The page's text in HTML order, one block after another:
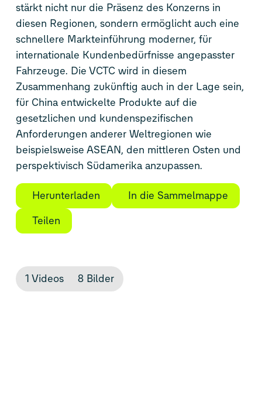
stärkt nicht nur die Präsenz des Konzerns in
diesen Regionen, sondern ermöglicht auch eine
schnellere Markteinführung moderner, für
internationale Kundenbedürfnisse angepasster
Fahrzeuge. Die VCTC wird in diesem
Zusammenhang zukünftig auch in der Lage sein,
für China entwickelte Produkte auf die
gesetzlichen und kundenspezifischen
Anforderungen anderer Weltregionen wie
beispielsweise ASEAN, den mittleren Osten und
perspektivisch Südamerika anzupassen.
Herunterladen
In die Sammelmappe
Teilen
1 Videos 8 Bilder